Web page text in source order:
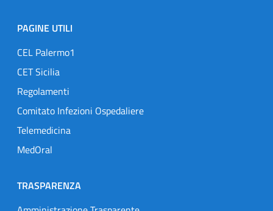
PAGINE UTILI
CEL Palermo1
CET Sicilia
Regolamenti
Comitato Infezioni Ospedaliere
Telemedicina
MedOral
TRASPARENZA